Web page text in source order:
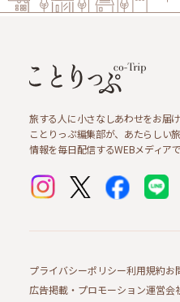
旅する人に小さなしあわせをお届け
ことりっぷ編集部が、あたらしい
情報を毎日配信するWEBメディアで
プライバシーポリシー利用規約お
広告掲載・プロモーション運営会